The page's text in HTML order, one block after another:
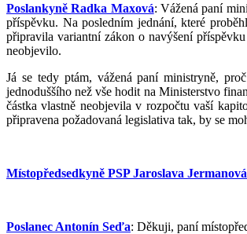
Poslankyně Radka Maxová: Vážená paní
příspěvku. Na posledním jednání, které
připravila variantní zákon o navýšení
neobjevilo.
Já se tedy ptám, vážená paní ministryně,
jednoduššího než vše hodit na Ministerstvo
částka vlastně neobjevila v rozpočtu vaší
připravena požadovaná legislativa tak, by se
Místopředsedkyně PSP Jaroslava Jermanová
Poslanec Antonín Seďa: Děkuji, paní